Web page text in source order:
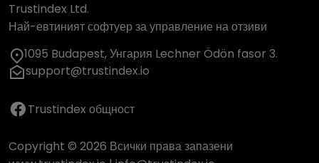
Trustindex Ltd.
Най-евтиният софтуер за управление на отзиви
1095 Budapest, Унгария Lechner Ödön fasor 3.
support@trustindex.io
Trustindex общност
Copyright © 2026 Всички права запазени